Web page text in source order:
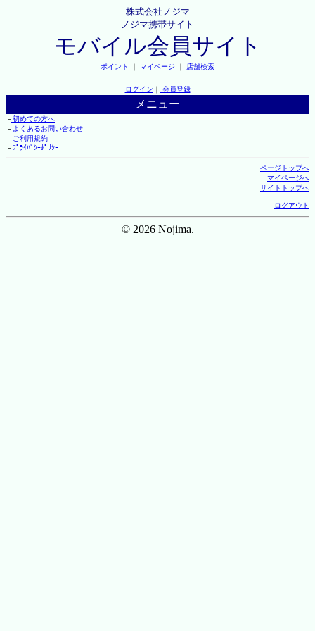
株式会社ノジマ
ノジマ携帯サイト
モバイル会員サイト
ポイント ｜ マイページ ｜ 店舗検索
ログイン ｜ 会員登録
メニュー
├初めての方へ
├ よくあるお問い合わせ
├ご利用規約
└ﾌﾟﾗｲﾊﾞｼｰﾎﾟﾘｼｰ
ページトップへ
マイページへ
サイトトップへ
ログアウト
© 2026 Nojima.